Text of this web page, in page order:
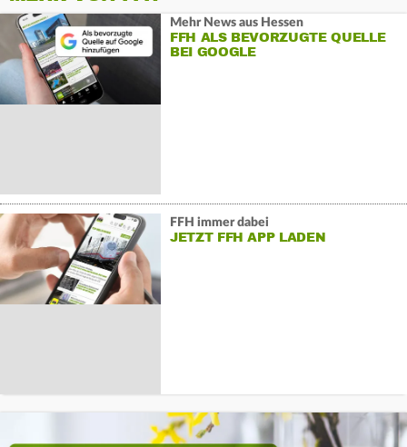
Mehr News aus Hessen
FFH ALS BEVORZUGTE QUELLE
BEI GOOGLE
FFH immer dabei
JETZT FFH APP LADEN